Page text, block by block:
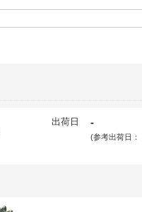
出荷日 -
(参考出荷日：